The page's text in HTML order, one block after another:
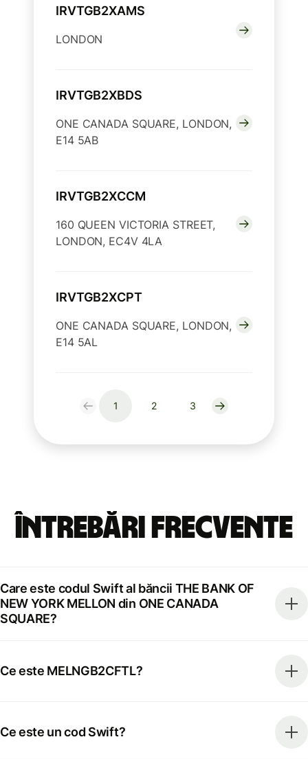
IRVTGB2XAMS
LONDON
IRVTGB2XBDS
ONE CANADA SQUARE, LONDON,
E14 5AB
IRVTGB2XCCM
160 QUEEN VICTORIA STREET,
LONDON, EC4V 4LA
IRVTGB2XCPT
ONE CANADA SQUARE, LONDON,
E14 5AL
1 2 3
Întrebări frecvente
Care este codul Swift al băncii THE BANK OF
NEW YORK MELLON din ONE CANADA
SQUARE?
Ce este MELNGB2CFTL?
Ce este un cod Swift?